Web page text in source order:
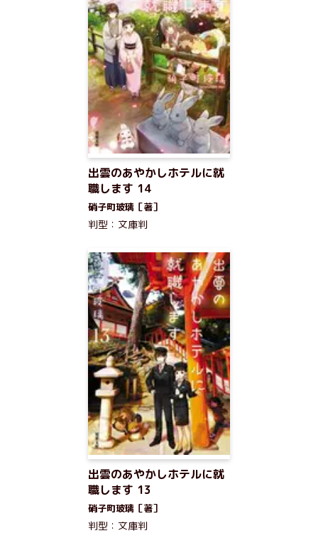
出雲のあやかしホテルに就
職します 14
硝子町玻璃［著］
判型：文庫判
出雲のあやかしホテルに就
職します 13
硝子町玻璃［著］
判型：文庫判